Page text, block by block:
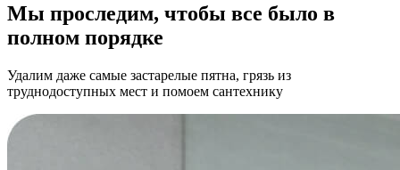
Мы проследим, чтобы все было в
полном порядке
Удалим даже самые застарелые пятна, грязь из
труднодоступных мест и помоем сантехнику